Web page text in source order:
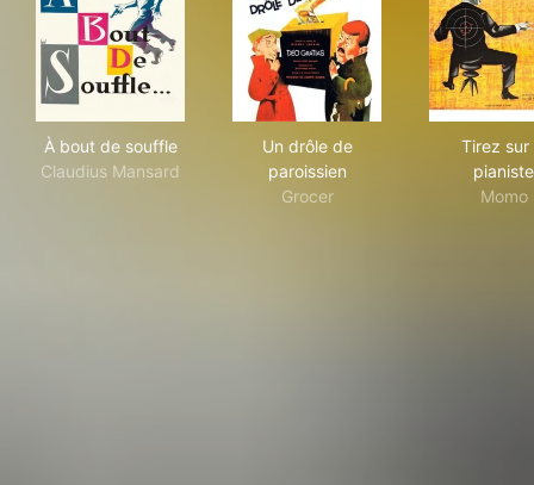
À bout de souffle
Claudius Mansard
Un drôle de
paroissien
Grocer
Tirez sur
pianiste
Momo